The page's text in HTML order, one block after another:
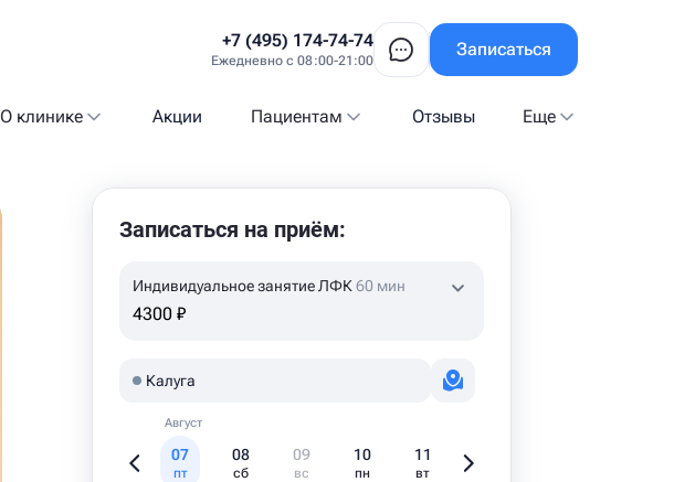
+7 (495) 174-74-74
Ежедневно с 08:00-21:00
Записаться
О клинике Акции Пациентам Отзывы
Еще
Записаться на приём:
Индивидуальное занятие ЛФК60 мин
4300 ₽
Калуга
Август
07
пт
08
сб
09
вс
10
пн
11
вт